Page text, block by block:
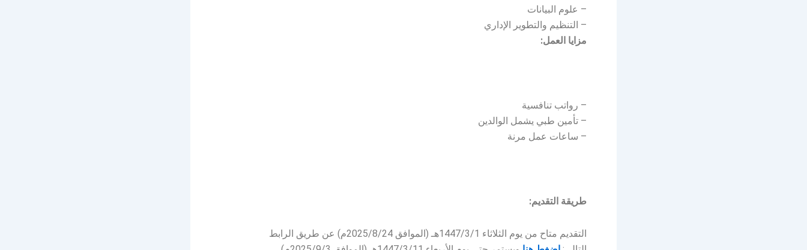
– علوم البيانات
– التنظيم والتطوير الإداري
مزايا العمل:
– رواتب تنافسية
– تأمين طبي يشمل الوالدين
– ساعات عمل مرنة
طريقة التقديم:
التقديم متاح من يوم الثلاثاء 1447/3/1هـ (الموافق 2025/8/24م) عن طريق الرابط